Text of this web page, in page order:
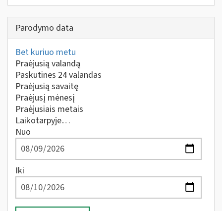
Parodymo data
Bet kuriuo metu
Praėjusią valandą
Paskutines 24 valandas
Praėjusią savaitę
Praėjusį mėnesį
Praėjusiais metais
Laikotarpyje…
Nuo
Iki